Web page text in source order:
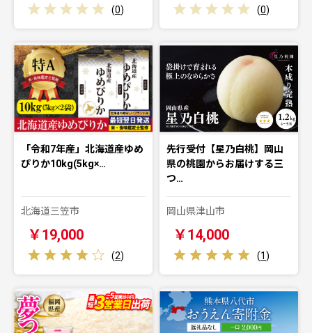
(0) (0)
「令和7年産」北海道産ゆめ
ぴりか10kg(5kg×…
北海道三笠市
￥19,000
(2)
先行受付【星乃白桃】岡山
県の桃園からお届けする三
つ…
岡山県津山市
￥14,000
(1)